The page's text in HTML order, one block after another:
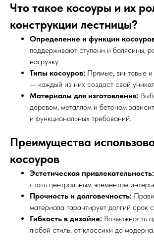
Что такое косоуры и их
конструкции лестницы?
Определение и функции
поддерживают ступени и балясины,
нагрузку.
Типы косоуров: Прямые, винтовые
— каждый из них создаст свой
Материалы для изготовления:
деревом, металлом и бетоном
и функциональных требований.
Преимущества
косоуров
Эстетическая привлекательность:
стать центральным элементом
Прочность и долговечность:
материала гарантирует долгий срок
Гибкость в дизайне: Возможность
любой стиль, от классики до модерна.